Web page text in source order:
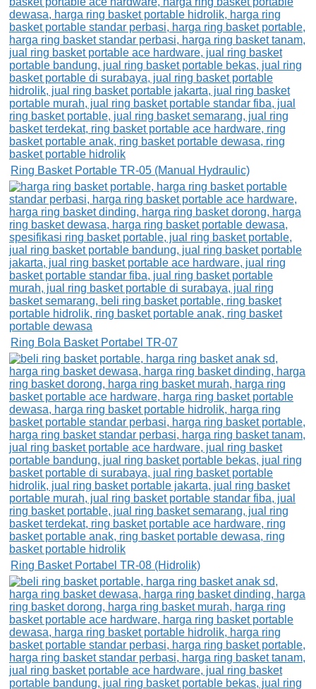
Ring Basket Portable TR-05 (Manual Hydraulic)
Ring Bola Basket Portabel TR-07
Ring Basket Portabel TR-08 (Hidrolik)